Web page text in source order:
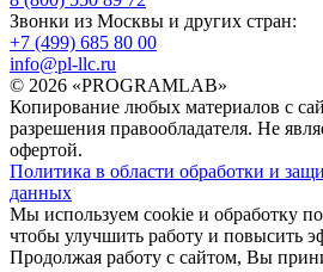
Звонки из Москвы и других стран:
+7 (499) 685 80 00
info@pl-llc.ru
© 2026 «PROGRAMLAB»
Копирование любых материалов с
разрешения правообладателя. Не
офертой.
Политика в области обработки и
данных
Мы используем cookie и обработку
чтобы улучшить работу и повысить
Продолжая работу с сайтом, Вы